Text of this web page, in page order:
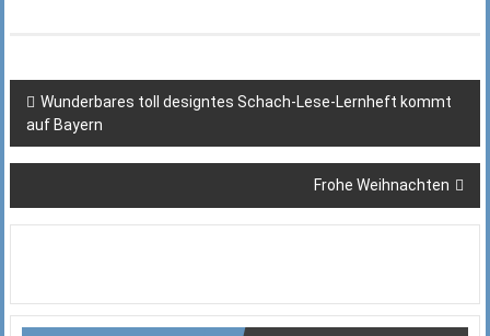
Beitragsnavigation
Wunderbares toll designtes Schach-Lese-Lernheft kommt
auf Bayern
Frohe Weihnachten